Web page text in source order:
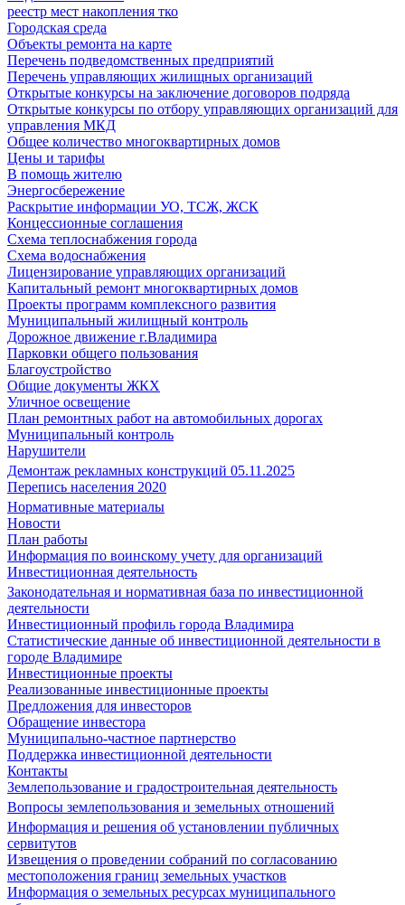
реестр мест накопления тко
Городская среда
Объекты ремонта на карте
Перечень подведомственных предприятий
Перечень управляющих жилищных организаций
Открытые конкурсы на заключение договоров подряда
Открытые конкурсы по отбору управляющих организаций для
управления МКД
Общее количество многоквартирных домов
Цены и тарифы
В помощь жителю
Энергосбережение
Раскрытие информации УО, ТСЖ, ЖСК
Концессионные соглашения
Схема теплоснабжения города
Схема водоснабжения
Лицензирование управляющих организаций
Капитальный ремонт многоквартирных домов
Проекты программ комплексного развития
Муниципальный жилищный контроль
Дорожное движение г.Владимира
Парковки общего пользования
Благоустройство
Общие документы ЖКХ
Уличное освещение
План ремонтных работ на автомобильных дорогах
Муниципальный контроль
Нарушители
Демонтаж рекламных конструкций 05.11.2025
Перепись населения 2020
Нормативные материалы
Новости
План работы
Информация по воинскому учету для организаций
Инвестиционная деятельность
Законодательная и нормативная база по инвестиционной
деятельности
Инвестиционный профиль города Владимира
Статистические данные об инвестиционной деятельности в
городе Владимире
Инвестиционные проекты
Реализованные инвестиционные проекты
Предложения для инвесторов
Обращение инвестора
Муниципально-частное партнерство
Поддержка инвестиционной деятельности
Контакты
Землепользование и градостроительная деятельность
Вопросы землепользования и земельных отношений
Информация и решения об установлении публичных
сервитутов
Извещения о проведении собраний по согласованию
местоположения границ земельных участков
Информация о земельных ресурсах муниципального